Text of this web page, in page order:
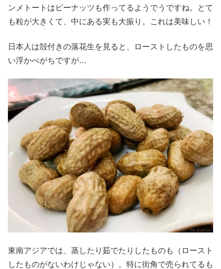
ンメトートはピーナッツも作ってるようでうですね。とて
も粒が大きくて、中にある実も大振り。これは美味しい！
日本人は殻付きの落花生を見ると、ローストしたものを思
い浮かべがちですが…
東南アジアでは、蒸したり茹でたりしたものも（ロースト
したものがないわけじゃない）。特に街角で売られてるも